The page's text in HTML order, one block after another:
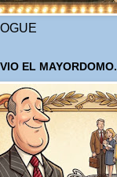
EL MAYORDOMO.